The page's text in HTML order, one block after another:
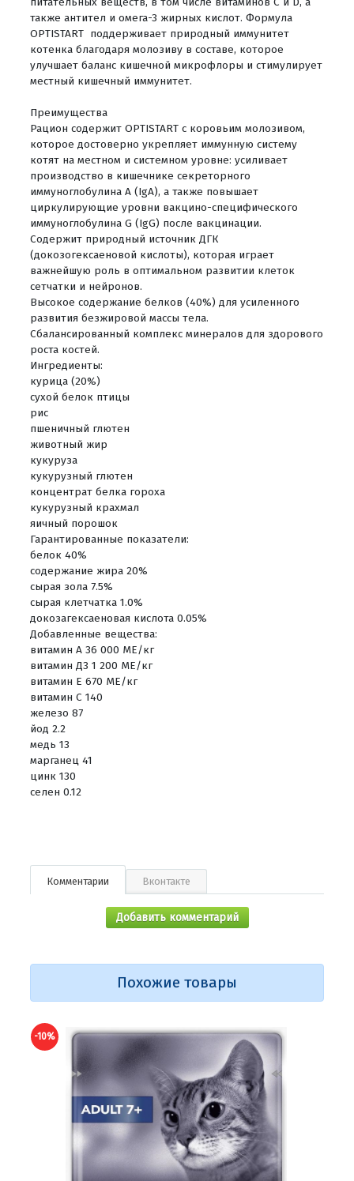
также антител и омега-3 жирных кислот. Формула
OPTISTART поддерживает природный иммунитет
котенка благодаря молозиву в составе, которое
улучшает баланс кишечной микрофлоры и стимулирует
местный кишечный иммунитет.
Преимущества
Рацион содержит OPTISTART с коровьим молозивом,
которое достоверно укрепляет иммунную систему
котят на местном и системном уровне: усиливает
производство в кишечнике секреторного
иммуноглобулина А (IgA), а также повышает
циркулирующие уровни вакцино-специфического
иммуноглобулина G (IgG) после вакцинации.
Содержит природный источник ДГК
(докозогексаеновой кислоты), которая играет
важнейшую роль в оптимальном развитии клеток
сетчатки и нейронов.
Высокое содержание белков (40%) для усиленного
развития безжировой массы тела.
Сбалансированный комплекс минералов для здорового
роста костей.
Ингредиенты:
курица (20%)
сухой белок птицы
рис
пшеничный глютен
животный жир
кукуруза
кукурузный глютен
концентрат белка гороха
кукурузный крахмал
яичный порошок
Гарантированные показатели:
белок 40%
содержание жира 20%
сырая зола 7.5%
сырая клетчатка 1.0%
докозагексаеновая кислота 0.05%
Добавленные вещества:
витамин А 36 000 МЕ/кг
витамин Д3 1 200 МЕ/кг
витамин E 670 МЕ/кг
витамин C 140
железо 87
йод 2.2
медь 13
марганец 41
цинк 130
селен 0.12
Комментарии Вконтакте
Добавить комментарий
Похожие товары
-10%